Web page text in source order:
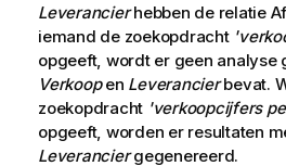
Leverancierhebben de relatie
iemand de zoekopdracht
opgeeft, wordt er geen analyse
Verkoopen Leverancierbevat.
zoekopdracht 'verkoopcijfers
opgeeft, worden er resultaten
Leveranciergegenereerd.